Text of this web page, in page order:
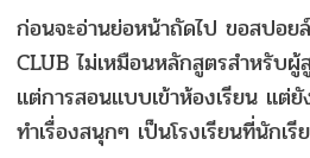
ก่อนจะอ่านย่อหน้าถัดไป ขอสปอย
CLUB ไม่เหมือนหลักสูตรสำหรับผู้
แต่การสอนแบบเข้าห้องเรียน แต่
ทำเรื่องสนุกๆ เป็นโรงเรียนที่นักเ